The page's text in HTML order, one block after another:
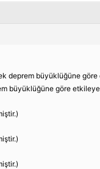
deprem büyüklüğüne
büyüklüğüne göre